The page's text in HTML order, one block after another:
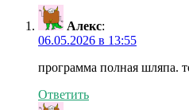
Алекс:
06.05.2026 в 13:55
программа полная шляпа.
Ответить